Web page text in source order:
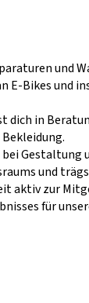
und
E-Bikes und
dich in
Gestaltung
und
aktiv zur
für